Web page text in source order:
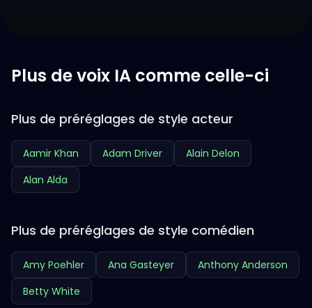
Plus de voix IA comme celle-ci
Plus de préréglages de style acteur
Aamir Khan Adam Driver
Alain Delon
Alan Alda
Plus de préréglages de style comédien
Amy Poehler Ana Gasteyer
Anthony Anderson
Betty White